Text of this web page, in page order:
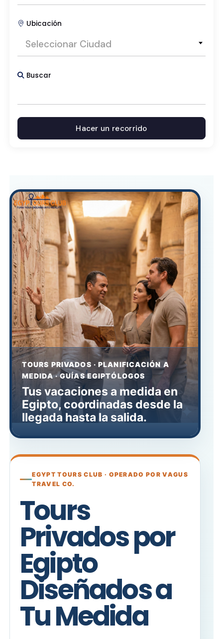
Paquetes Turísticos
Excursiones De un día
Ubicación
Seleccionar Ciudad
Buscar
Hacer un recorrido
TOURS PRIVADOS · PLANIFICACIÓN A
MEDIDA · GUÍAS EGIPTÓLOGOS
Tus vacaciones a medida en
Egipto, coordinadas desde la
llegada hasta la salida.
EGYPT TOURS CLUB · OPERADO POR VAGUS
TRAVEL CO.
Tours
Privados por
Egipto
Diseñados a
Tu Medida